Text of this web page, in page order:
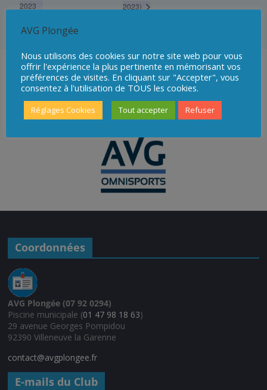
2023
2023)
Coordonnées
AVG Plongée (07 92 0294)
Piscine municipale (01 47 98 18 63)
29 avenue Georges Pompidou
92390 Villeneuve la Garenne
contact@avgplongee.fr
E-mails du Club
AVG Plongée
Nous utilisons des cookies sur notre site web pour vous
offrir l'expérience la plus pertinente en mémorisant vos
préférences de visites. En cliquant sur "Accepter", vous
consentez à l'utilisation de TOUS les cookies.
Réglages Cookies Tout accepter Refuser